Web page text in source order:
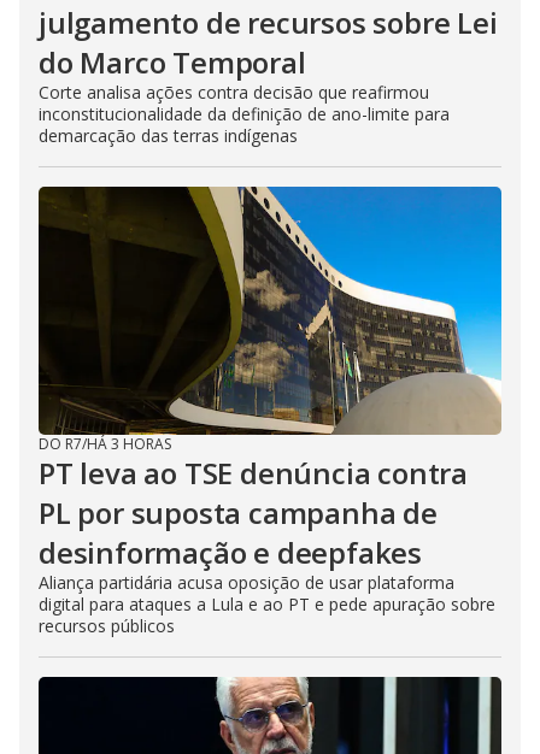
julgamento de recursos sobre Lei
do Marco Temporal
Corte analisa ações contra decisão que reafirmou
inconstitucionalidade da definição de ano-limite para
demarcação das terras indígenas
DO R7/HÁ 3 HORAS
PT leva ao TSE denúncia contra
PL por suposta campanha de
desinformação e deepfakes
Aliança partidária acusa oposição de usar plataforma
digital para ataques a Lula e ao PT e pede apuração sobre
recursos públicos